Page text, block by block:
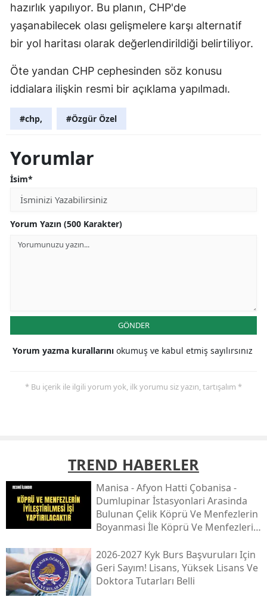
hazırlık yapılıyor. Bu planın, CHP'de
yaşanabilecek olası gelişmelere karşı alternatif
bir yol haritası olarak değerlendirildiği belirtiliyor.
Öte yandan CHP cephesinden söz konusu
iddialara ilişkin resmi bir açıklama yapılmadı.
#chp, #Özgür Özel
Yorumlar
İsim*
Yorum Yazın (500 Karakter)
GÖNDER
Yorum yazma kurallarını okumuş ve kabul etmiş sayılırsınız
* Bu içerik ile ilgili yorum yok, ilk yorumu siz yazın, tartışalım *
TREND HABERLER
Mani̇sa - Afyon Hatti Çobani̇sa -
Dumlupinar İstasyonlari Arasinda
Bulunan Çeli̇k Köprü Ve Menfezleri̇n
Boyanmasi İle Köprü Ve Menfezleri̇n
2026-2027 Kyk Burs Başvuruları Için
Geri Sayım! Lisans, Yüksek Lisans Ve
Doktora Tutarları Belli